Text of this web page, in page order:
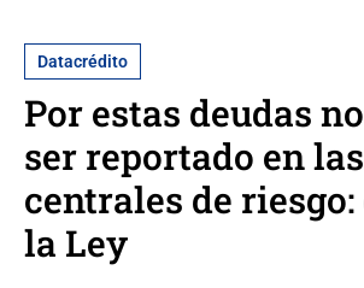
Datacrédito
Por estas deudas
ser reportado en las
centrales de
la Ley